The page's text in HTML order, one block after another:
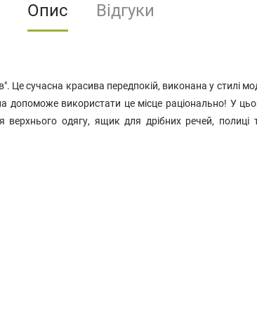
Опис Відгуки
Це сучасна красива передпокій, виконана у стилі
допоможе використати це місце раціонально! У
одягу, ящик для дрібних речей, полиці